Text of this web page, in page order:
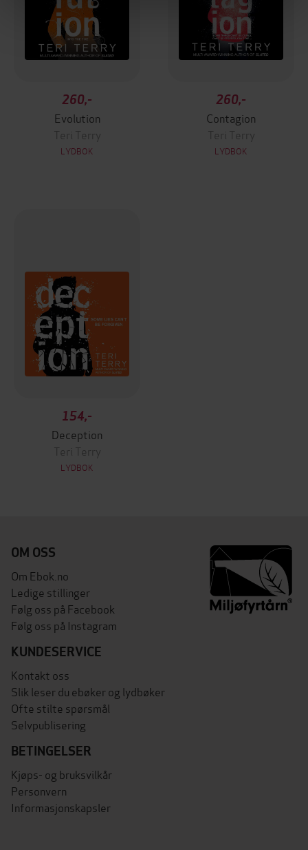
260,-
Evolution
Teri Terry
LYDBOK
260,-
Contagion
Teri Terry
LYDBOK
154,-
Deception
Teri Terry
LYDBOK
OM OSS
Om Ebok.no
Ledige stillinger
Følg oss på Facebook
Følg oss på Instagram
KUNDESERVICE
Kontakt oss
Slik leser du ebøker og lydbøker
Ofte stilte spørsmål
Selvpublisering
BETINGELSER
Kjøps- og bruksvilkår
Personvern
Informasjonskapsler